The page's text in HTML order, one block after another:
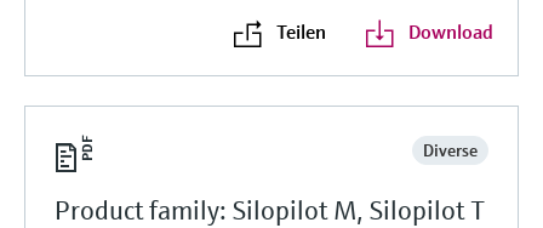
Teilen Download
Diverse
Product family: Silopilot M, Silopilot T